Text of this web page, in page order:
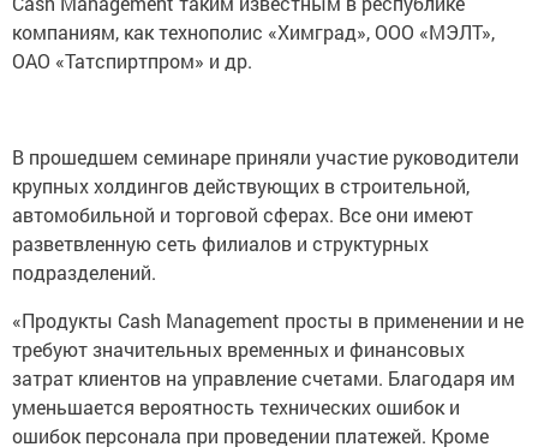
компаниям, как технополис «Химград», ООО «МЭЛТ»,
ОАО «Татспиртпром» и др.
В прошедшем семинаре приняли участие руководители
крупных холдингов действующих в строительной,
автомобильной и торговой сферах. Все они имеют
разветвленную сеть филиалов и структурных
подразделений.
«Продукты Cash Management просты в применении и не
требуют значительных временных и финансовых
затрат клиентов на управление счетами. Благодаря им
уменьшается вероятность технических ошибок и
ошибок персонала при проведении платежей. Кроме